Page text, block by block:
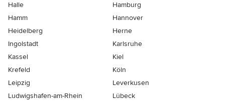
Halle
Hamburg
Hamm
Hannover
Heidelberg
Herne
Ingolstadt
Karlsruhe
Kassel
Kiel
Krefeld
Köln
Leipzig
Leverkusen
Ludwigshafen-am-Rhein
Lübeck